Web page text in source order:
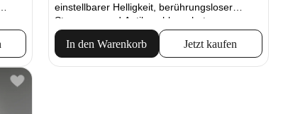
einstellbarer Helligkeit, berührungsloser
Steuerung und Antibeschlagschutz.
In den Warenkorb Jetzt kaufen